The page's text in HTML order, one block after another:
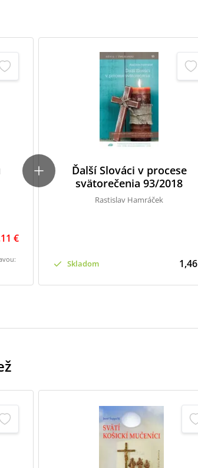
€
Ďalší Slováci v procese
svätorečenia 93/2018
Rastislav Hamráček
Skladom